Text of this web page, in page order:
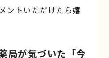
ントいただけたら嬉
局が気づいた「今